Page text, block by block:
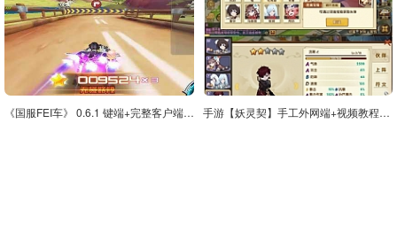
《国服FEI车》 0.6.1 键端+完整客户端 支持局域网外网包GM工具 手游【妖灵契】手工外网端+视频教程附带内置GM功能